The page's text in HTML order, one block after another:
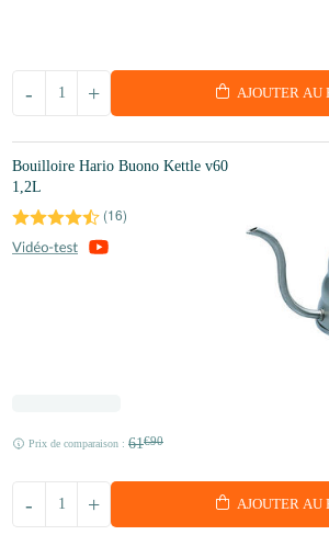
+
- AJOUTER AU
Bouilloire Hario Buono Kettle v60
1,2L
(16)
Prix de comparaison : 61€90
+
- AJOUTER AU